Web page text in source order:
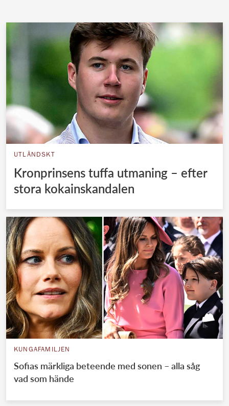
UTLÄNDSKT
Kronprinsens tuffa utmaning – efter
stora kokainskandalen
KUNGAFAMILJEN
Sofias märkliga beteende med sonen – alla såg
vad som hände